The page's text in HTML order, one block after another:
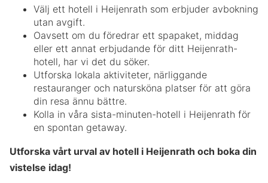
Välj ett hotell i Heijenrath som erbjuder avbokning
utan avgift.
Oavsett om du föredrar ett spapaket, middag
eller ett annat erbjudande för ditt Heijenrath-
hotell, har vi det du söker.
Utforska lokala aktiviteter, närliggande
restauranger och natursköna platser för att göra
din resa ännu bättre.
Kolla in våra sista-minuten-hotell i Heijenrath för
en spontan getaway.
Utforska vårt urval av hotell i Heijenrath och boka din
vistelse idag!